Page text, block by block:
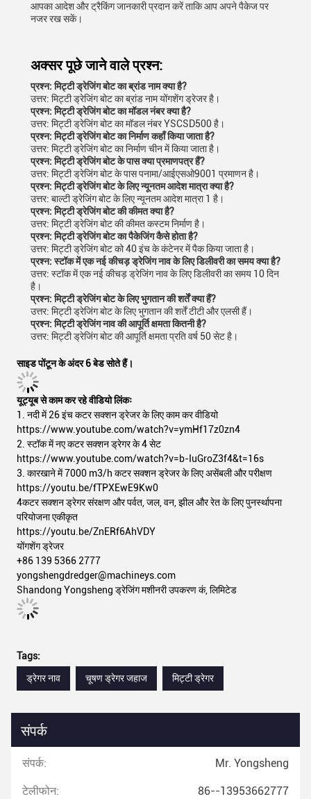
आपका आदेश और ट्रैकिंग जानकारी प्रदान करें ताकि आप अपने पैकेज पर
नजर रख सकें।
अक्सर पूछे जाने वाले प्रश्न:
प्रश्न: मिट्टी ड्रेजिंग बोट का ब्रांड नाम क्या है?
उत्तर: मिट्टी ड्रेजिंग बोट का ब्रांड नाम योंगशेंग ड्रेजर है।
प्रश्न: मिट्टी ड्रेजिंग बोट का मॉडल नंबर क्या है?
उत्तर: मिट्टी ड्रेजिंग बोट का मॉडल नंबर YSCSD500 है।
प्रश्न: मिट्टी ड्रेजिंग बोट का निर्माण कहाँ किया जाता है?
उत्तर: मिट्टी ड्रेजिंग बोट का निर्माण चीन में किया जाता है।
प्रश्न: मिट्टी ड्रेजिंग बोट के पास क्या प्रमाणपत्र हैं?
उत्तर: मिट्टी ड्रेजिंग बोट के पास पनामा/आईएसओ9001 प्रमाणन है।
प्रश्न: मिट्टी ड्रेजिंग बोट के लिए न्यूनतम आदेश मात्रा क्या है?
उत्तर: बाल्टी ड्रेजिंग बोट के लिए न्यूनतम आदेश मात्रा 1 है।
प्रश्न: मिट्टी ड्रेजिंग बोट की कीमत क्या है?
उत्तर: मिट्टी ड्रेजिंग बोट की कीमत कस्टम निर्माण है।
प्रश्न: मिट्टी ड्रेजिंग बोट का पैकेजिंग कैसे होता है?
उत्तर: मिट्टी ड्रेजिंग बोट को 40 इंच के कंटेनर में पैक किया जाता है।
प्रश्न: स्टॉक में एक नई कीचड़ ड्रेजिंग नाव के लिए डिलीवरी का समय क्या है?
उत्तर: स्टॉक में एक नई कीचड़ ड्रेजिंग नाव के लिए डिलीवरी का समय 10 दिन
है।
प्रश्न: मिट्टी ड्रेजिंग बोट के लिए भुगतान की शर्तें क्या हैं?
उत्तर: मिट्टी ड्रेजिंग बोट के लिए भुगतान की शर्तें टीटी और एलसी हैं।
प्रश्न: मिट्टी ड्रेजिंग नाव की आपूर्ति क्षमता कितनी है?
उत्तर: मिट्टी ड्रेजिंग बोट की आपूर्ति क्षमता प्रति वर्ष 50 सेट है।
साइड पोंटून के अंदर 6 बेड सोते हैं।
यूट्यूब से काम कर रहे वीडियो लिंकः
1. नदी में 26 इंच कटर सक्शन ड्रेजर के लिए काम कर वीडियो
https://www.youtube.com/watch?v=ymHf17z0zn4
2. स्टॉक में नए कटर सक्शन ड्रेगर के 4 सेट
https://www.youtube.com/watch?v=b-IuGroZ3f4&t=16s
3. कारखाने में 7000 m3/h कटर सक्शन ड्रेजर के लिए असेंबली और परीक्षण
https://youtu.be/fTPXEwE9Kw0
4कटर सक्शन ड्रेगर संरक्षण और पर्वत, जल, वन, झील और रेत के लिए पुनर्स्थापना
परियोजना एकीकृत
https://youtu.be/ZnERf6AhVDY
योंगशेंग ड्रेजर
+86 139 5366 2777
yongshengdredger@machineys.com
Shandong Yongsheng ड्रेजिंग मशीनरी उपकरण कं, लिमिटेड
Tags:
ड्रेगर नाव
चूषण ड्रेगर जहाज मिट्टी ड्रेगर
संपर्क
संपर्क: Mr. Yongsheng
टेलीफोन: 86--13953662777